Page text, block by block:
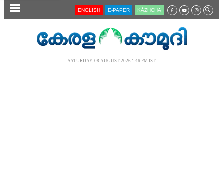
SECTIONS ENGLISH E-PAPER KĀZHCHA
SATURDAY, 08 AUGUST 2026 1.46 PM IST